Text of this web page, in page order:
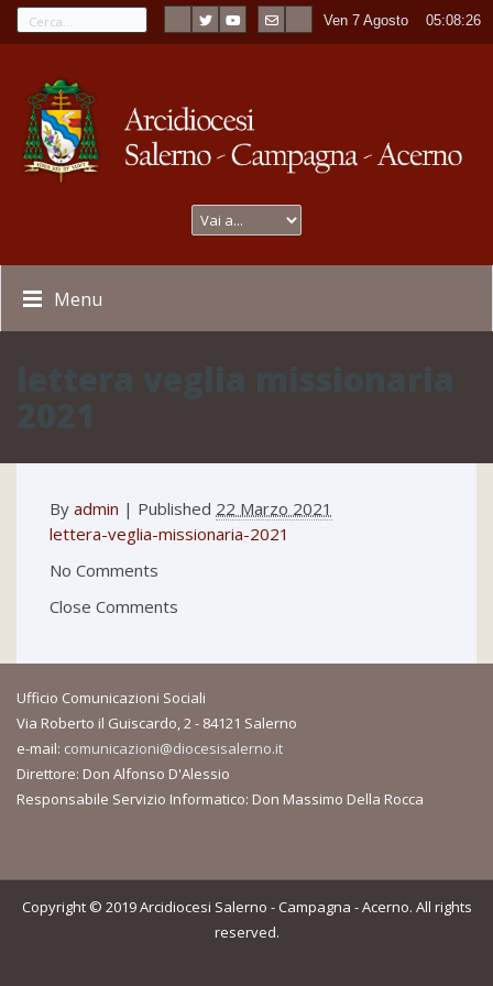
Ven 7 Agosto ----05:08:26
Menu
By admin | Published 22 Marzo 2021
lettera-veglia-missionaria-2021
No Comments
Close Comments
Ufficio Comunicazioni Sociali
Via Roberto il Guiscardo, 2 - 84121 Salerno
e-mail: comunicazioni@diocesisalerno.it
Direttore: Don Alfonso D'Alessio
Responsabile Servizio Informatico: Don Massimo Della Rocca
Copyright © 2019 Arcidiocesi Salerno - Campagna - Acerno. All rights
reserved.